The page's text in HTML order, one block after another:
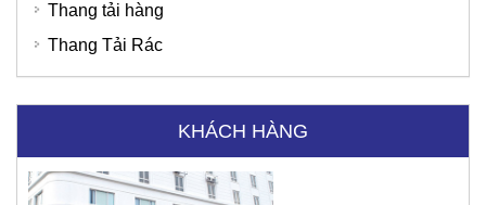
Thang tải hàng
Thang Tải Rác
KHÁCH HÀNG
Bệnh Viện Quốc Tế Thu Cúc